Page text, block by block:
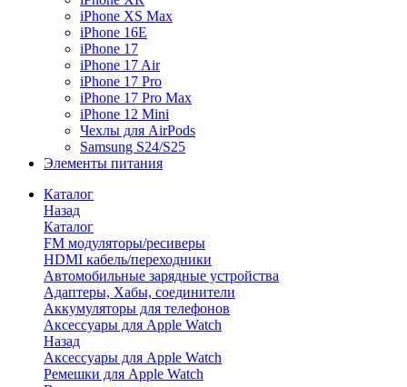
iPhone XS Max
iPhone 16E
iPhone 17
iPhone 17 Air
iPhone 17 Pro
iPhone 17 Pro Max
iPhone 12 Mini
Чехлы для AirPods
Samsung S24/S25
Элементы питания
Каталог
Назад
Каталог
FM модуляторы/ресиверы
HDMI кабель/переходники
Автомобильные зарядные устройства
Адаптеры, Хабы, соединители
Аккумуляторы для телефонов
Аксессуары для Apple Watch
Назад
Аксессуары для Apple Watch
Ремешки для Apple Watch